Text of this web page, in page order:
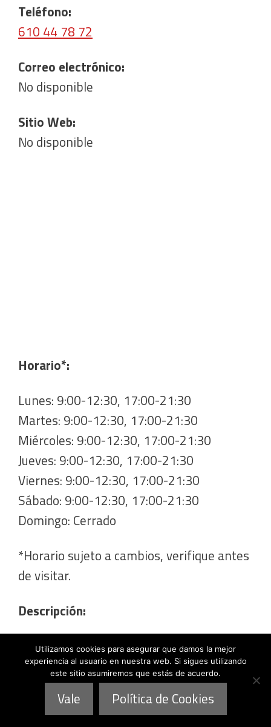
Teléfono:
610 44 78 72
Correo electrónico:
No disponible
Sitio Web:
No disponible
Horario*:
Lunes: 9:00-12:30, 17:00-21:30
Martes: 9:00-12:30, 17:00-21:30
Miércoles: 9:00-12:30, 17:00-21:30
Jueves: 9:00-12:30, 17:00-21:30
Viernes: 9:00-12:30, 17:00-21:30
Sábado: 9:00-12:30, 17:00-21:30
Domingo: Cerrado
*Horario sujeto a cambios, verifique antes
de visitar.
Descripción:
Box Oficial de CrossFit. Deporte, salud y
comunidad.
Guantes de Boxeo
Vendas de Boxeo
Utilizamos cookies para asegurar que damos la mejor
experiencia al usuario en nuestra web. Si sigues utilizando
este sitio asumiremos que estás de acuerdo.
Vale Política de Cookies